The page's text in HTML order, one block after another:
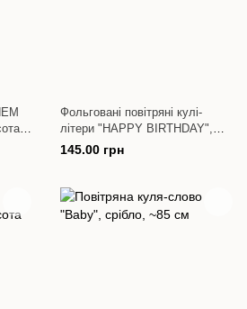
Фольговані повітряні кулі-
літери "HAPPY BIRTHDAY",
різнокольорові, висота 36 см
145.00 грн